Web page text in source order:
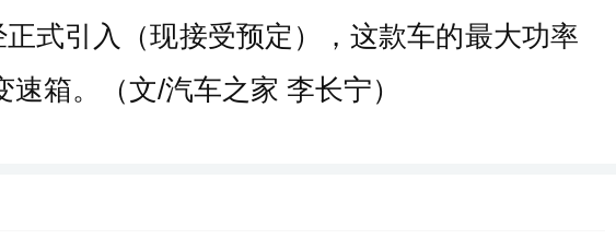
式引入（现接受预定），这款车的最大功率
箱。（文/汽车之家 李长宁）